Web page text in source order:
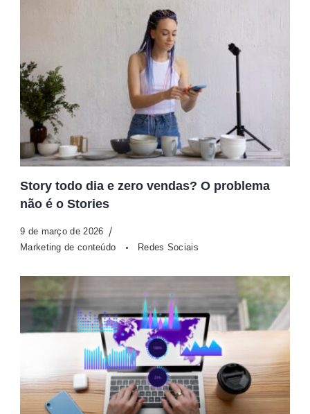
Story todo dia e zero vendas? O problema
não é o Stories
9 de março de 2026
Marketing de conteúdo
Redes Sociais